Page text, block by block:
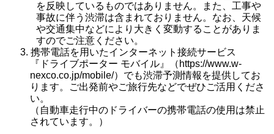
を反映しているものではありません。また、工事や
事故に伴う渋滞は含まれておりません。なお、天候
や交通集中などにより大きく変動することがありま
すのでご注意ください。
携帯電話を用いたインターネット接続サービス
『ドライブポーター モバイル』（https://www.w-
nexco.co.jp/mobile/）でも渋滞予測情報を提供してお
ります。ご出発前やご旅行先などでぜひご活用くださ
い。
（自動車走行中のドライバーの携帯電話の使用は禁止
されています。）